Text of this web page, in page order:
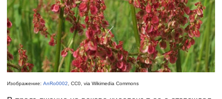
Изображение: AnRo0002 , CC0, via Wikimedia Commons